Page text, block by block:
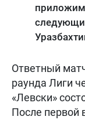
приложим
Ответный
раунда Лиги
«Левски»
После первой